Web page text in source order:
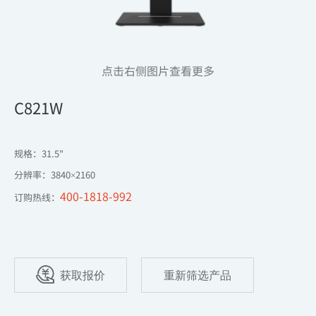
点击右侧图片查看更多
C821W
规格：31.5"
分辨率：3840×2160
订购热线： 400-1818-992
获取报价 重新筛选产品